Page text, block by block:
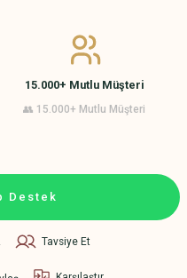
15.000+ Mutlu Müşteri
👥 15.000+ Mutlu Müşteri
Destek
Tavsiye Et